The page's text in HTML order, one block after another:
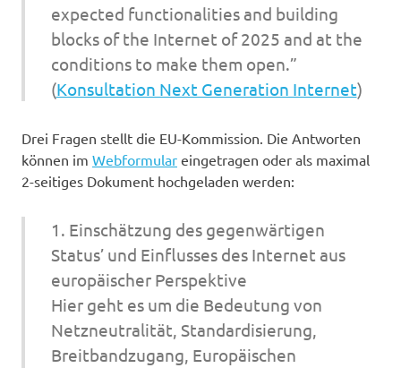
expected functionalities and building
blocks of the Internet of 2025 and at the
conditions to make them open.”
(Konsultation Next Generation Internet)
Drei Fragen stellt die EU-Kommission. Die Antworten
können im Webformular eingetragen oder als maximal
2-seitiges Dokument hochgeladen werden:
1. Einschätzung des gegenwärtigen
Status’ und Einflusses des Internet aus
europäischer Perspektive
Hier geht es um die Bedeutung von
Netzneutralität, Standardisierung,
Breitbandzugang, Europäischen